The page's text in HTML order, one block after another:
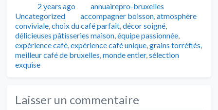
Publié2 years ago Auteur
annuairepro-bruxelles
Uncategorized
Tags
accompagner boisson,atmosphère
conviviale,choix du café parfait,décor soigné,
délicieuses pâtisseries maison,équipe passionnée,
expérience café,expérience café unique,grains torréfiés,
meilleur café de bruxelles,monde entier,sélection
exquise
Laisser un commentaire